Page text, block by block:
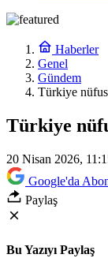
Haberler
Genel
Gündem
Türkiye
Türkiye
20 Nisan 2026,
Google'da
Paylaş
Bu Yazıyı Paylaş